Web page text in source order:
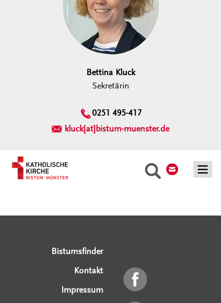
Suche
Bettina Kluck
Sekretärin
0251 495-417
kluck[at]bistum-muenster.de
Bistumsfinder
Kontakt
Impressum